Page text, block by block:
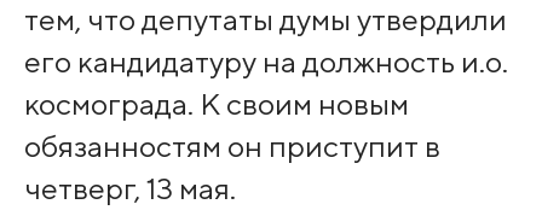
тем, что депутаты думы утвердили
его кандидатуру на должность и.о.
космограда. К своим новым
обязанностям он приступит в
четверг, 13 мая.